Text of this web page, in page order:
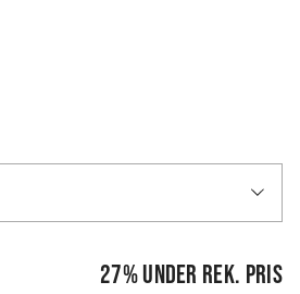
59,00 kr
27%under rek. pris